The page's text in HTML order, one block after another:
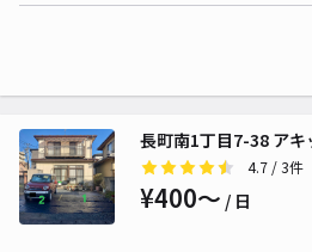
長町南1丁目7-38 アキ
4.7 / 3件
¥400〜 / 日